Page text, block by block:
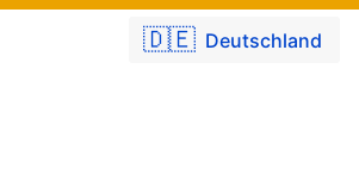
🇩🇪 Deutschland